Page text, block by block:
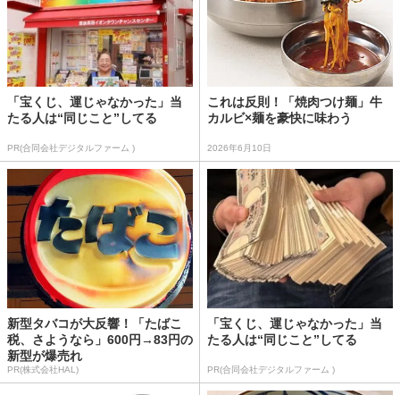
「宝くじ、運じゃなかった」当
たる人は“同じこと”してる
PR(合同会社デジタルファーム )
これは反則！「焼肉つけ麺」牛
カルビ×麺を豪快に味わう
2026年6月10日
新型タバコが大反響！「たばこ
税、さようなら」600円→83円の
新型が爆売れ
PR(株式会社HAL)
「宝くじ、運じゃなかった」当
たる人は“同じこと”してる
PR(合同会社デジタルファーム )